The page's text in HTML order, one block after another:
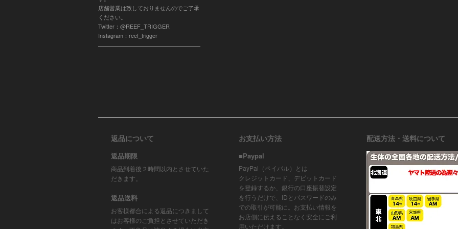
店舗営業は致しておりませんのでご了承
ください。
Twitter：@REEF_TRIGGER
Instagram：reef_trigger
返品について
返品期限
商品到着後２時間以内とさせていた
だきます。
返品送料
お客様都合による返品につきまして
はお客様のご負担とさせていただき
お支払い方法
■Paypal
PayPal（ペイパル）とは
クレジットカード、デビットカード
を登録するか、銀行の口座振替設定
を行うだけで、IDとパスワードのみ
での取引が可能に。お支払い情報を
お店側に伝えることなく安全にご利
用いただけます。
配送方法・送料について